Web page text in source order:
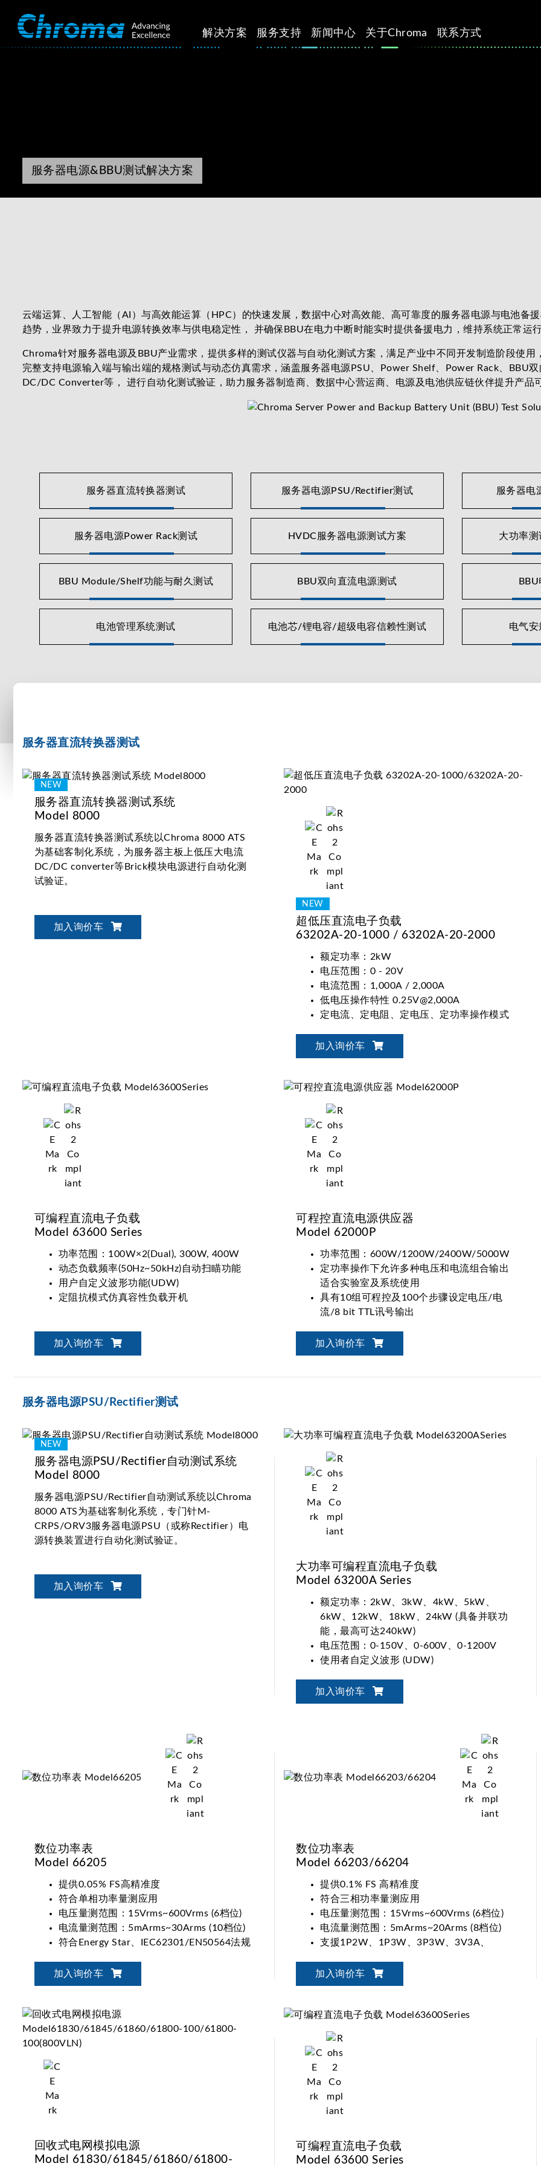
解决方案 服务支持 新闻中心 关于Chroma 联系方式
服务器电源&BBU测试解决方案
云端运算、人工智能（AI）与高效能运算（HPC）的快速发展，数据中心对高效能、高可靠度的服务器电源与电池备
趋势，业界致力于提升电源转换效率与供电稳定性， 并确保BBU在电力中断时能实时提供备援电力，维持系统正常运
Chroma针对服务器电源及BBU产业需求，提供多样的测试仪器与自动化测试方案，满足产业中不同开发制造阶段使
完整支持电源输入端与输出端的规格测试与动态仿真需求，涵盖服务器电源PSU、Power Shelf、Power Rack、BBU
DC/DC Converter等， 进行自动化测试验证，助力服务器制造商、数据中心营运商、电源及电池供应链伙伴提升产品
服务器直流转换器测试 服务器电源PSU/Rectifier测试 服务器电
服务器电源Power Rack测试 HVDC服务器电源测试方案 大功率
BBU Module/Shelf功能与耐久测试 BBU双向直流电源测试
电池管理系统测试 电池芯/锂电容/超级电容信赖性测试 电气
服务器直流转换器测试
服务器直流转换器测试系统
Model 8000
服务器直流转换器测试系统以Chroma 8000 ATS
为基础客制化系统，为服务器主板上低压大电流
DC/DC converter等Brick模块电源进行自动化测
试验证。
加入询价车
超低压直流电子负载
63202A-20-1000 / 63202A-20-2000
额定功率：2kW
电压范围：0 - 20V
电流范围：1,000A / 2,000A
低电压操作特性 0.25V@2,000A
定电流、定电阻、定电压、定功率操作模式
加入询价车
可编程直流电子负载
Model 63600 Series
功率范围：100W×2(Dual), 300W, 400W
动态负载频率(50Hz~50kHz)自动扫瞄功能
用户自定义波形功能(UDW)
定阻抗模式仿真容性负载开机
加入询价车
可程控直流电源供应器
Model 62000P
功率范围：600W/1200W/2400W/5000W
定功率操作下允许多种电压和电流组合输出
适合实验室及系统使用
具有10组可程控及100个步骤设定电压/电
流/8 bit TTL讯号输出
内建标准ISO16750-2 & 行业标准GS95024-
2启动电压仿真波形
加入询价车
服务器电源PSU/Rectifier测试
服务器电源PSU/Rectifier自动测试系统
Model 8000
服务器电源PSU/Rectifier自动测试系统以Chroma
8000 ATS为基础客制化系统，专门针M-
CRPS/ORV3服务器电源PSU（或称Rectifier）电
源转换装置进行自动化测试验证。
加入询价车
大功率可编程直流电子负载
Model 63200A Series
额定功率：2kW、3kW、4kW、5kW、
6kW、12kW、18kW、24kW (具备并联功
能，最高可达240kW)
电压范围：0-150V、0-600V、0-1200V
使用者自定义波形 (UDW)
电脑图形化操作介面Softpanel介绍
加入询价车
数位功率表
Model 66205
提供0.05% FS高精准度
符合单相功率量测应用
电压量测范围：15Vrms~600Vrms (6档位)
电流量测范围：5mArms~30Arms (10档位)
符合Energy Star、IEC62301/EN50564法规
加入询价车
数位功率表
Model 66203/66204
提供0.1% FS 高精准度
符合三相功率量测应用
电压量测范围：15Vrms~600Vrms (6档位)
电流量测范围：5mArms~20Arms (8档位)
支援1P2W、1P3W、3P3W、3V3A、
加入询价车
回收式电网模拟电源
Model 61830/61845/61860/61800-
可编程直流电子负载
Model 63600 Series